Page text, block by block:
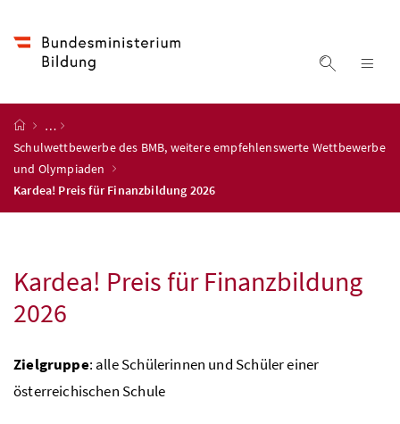
Suche
Startseite
…
Schulwettbewerbe des BMB, weitere empfehlenswerte Wettbewerbe
und Olympiaden
Kardea! Preis für Finanzbildung 2026
Kardea! Preis für Finanzbildung
2026
Zielgruppe: alle Schülerinnen und Schüler einer
österreichischen Schule